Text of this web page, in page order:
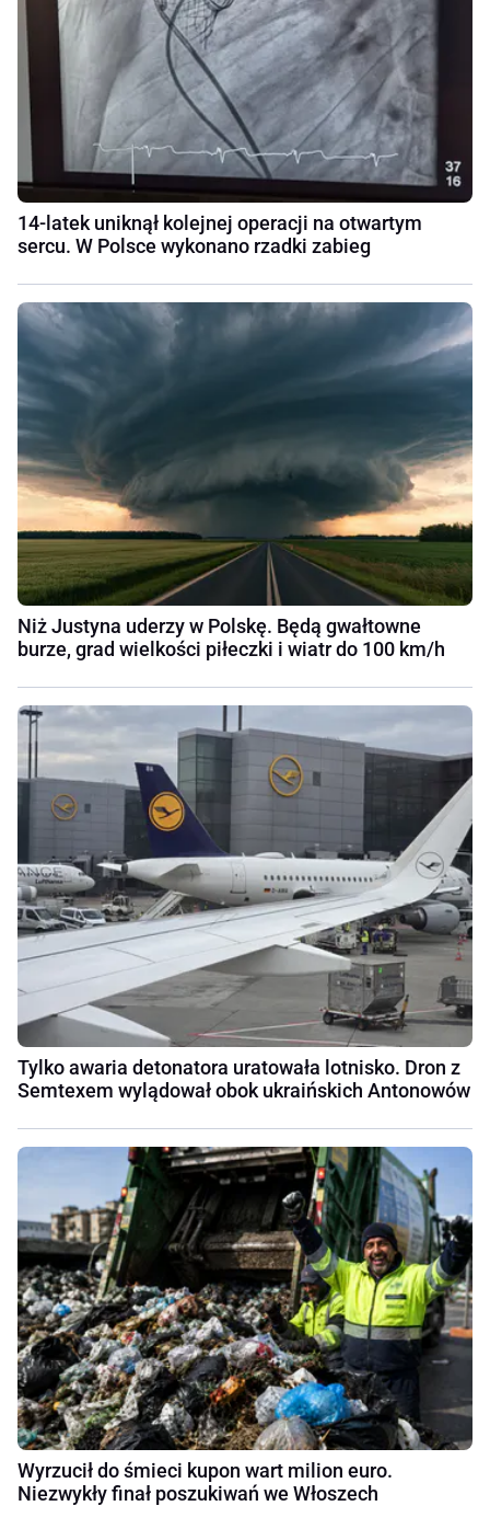
14-latek uniknął kolejnej operacji na otwartym
sercu. W Polsce wykonano rzadki zabieg
Niż Justyna uderzy w Polskę. Będą gwałtowne
burze, grad wielkości piłeczki i wiatr do 100 km/h
Tylko awaria detonatora uratowała lotnisko. Dron z
Semtexem wylądował obok ukraińskich Antonowów
Wyrzucił do śmieci kupon wart milion euro.
Niezwykły finał poszukiwań we Włoszech